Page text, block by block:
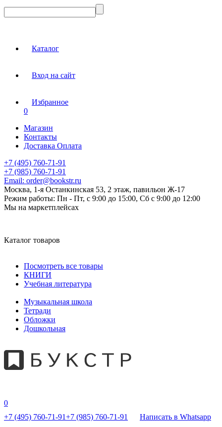
Каталог
Вход на сайт
Избранное
0
Магазин
Контакты
Доставка Оплата
+7 (495) 760-71-91
+7 (985) 760-71-91
Email: order@bookstr.ru
Москва, 1-я Останкинская 53, 2 этаж, павильон Ж-17
Режим работы: Пн - Пт, с 9:00 до 15:00, Сб с 9:00 до 12:00
Мы на маркетплейсах
Каталог товаров
Посмотреть все товары
КНИГИ
Учебная литература
Музыкальная школа
Тетради
Обложки
Дошкольная
0
+7 (495) 760-71-91+7 (985) 760-71-91
Написать в Whatsapp